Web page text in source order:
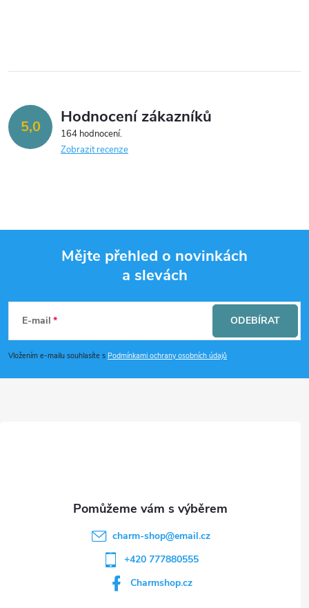
ů
ů
l
d
a
p
y
v
5,0 Hodnocení zákazníků
164 hodnocení
Zobrazit recenze
p
Mějte přehled o novinkách
a slevách
E-mail
Vložením e-mailu souhlasíte s Podmínkami ochrany osobních údajů
ODEBÍRAT
charm-shop@email.cz
+420 777880555
Charmshop.cz